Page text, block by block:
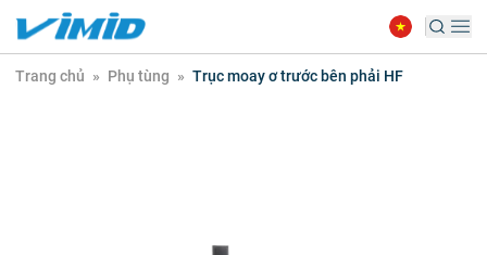
Trang chủ » Phụ tùng » Trục moay ơ trước bên phải HF